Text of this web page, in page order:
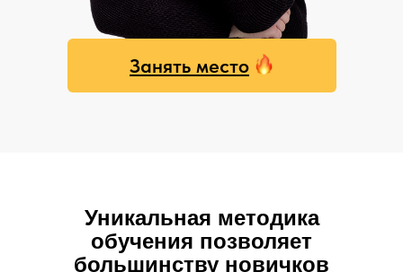
Занять место
Уникальная методика
обучения позволяет
большинству новичков